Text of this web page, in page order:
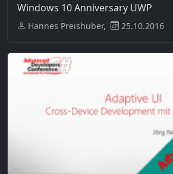
Windows 10 Anniversary UWP
Hannes Preishuber, 25.10.2016